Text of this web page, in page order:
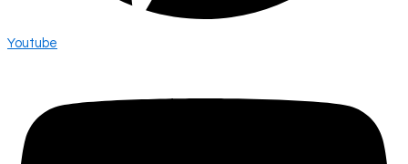
Youtube